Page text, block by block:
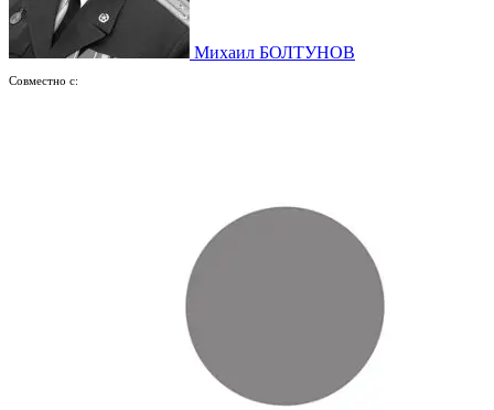
Михаил БОЛТУНОВ
Совместно с: